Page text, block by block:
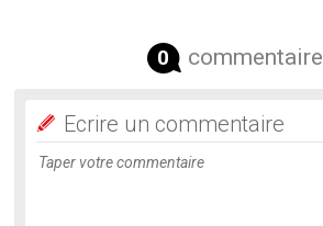
0 commentaire
Ecrire un commentaire